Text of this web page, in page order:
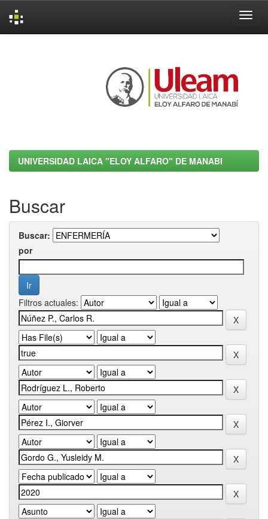
UNIVERSIDAD LAICA "ELOY ALFARO" DE MANABI
Buscar
Buscar:
por
Filtros actuales: